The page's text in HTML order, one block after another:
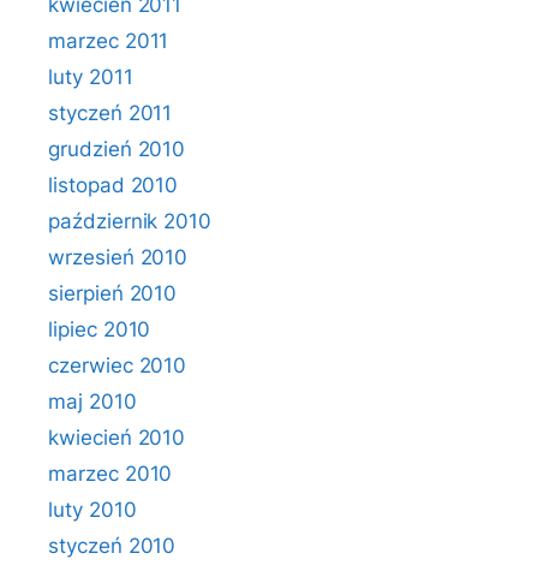
kwiecień 2011
marzec 2011
luty 2011
styczeń 2011
grudzień 2010
listopad 2010
październik 2010
wrzesień 2010
sierpień 2010
lipiec 2010
czerwiec 2010
maj 2010
kwiecień 2010
marzec 2010
luty 2010
styczeń 2010